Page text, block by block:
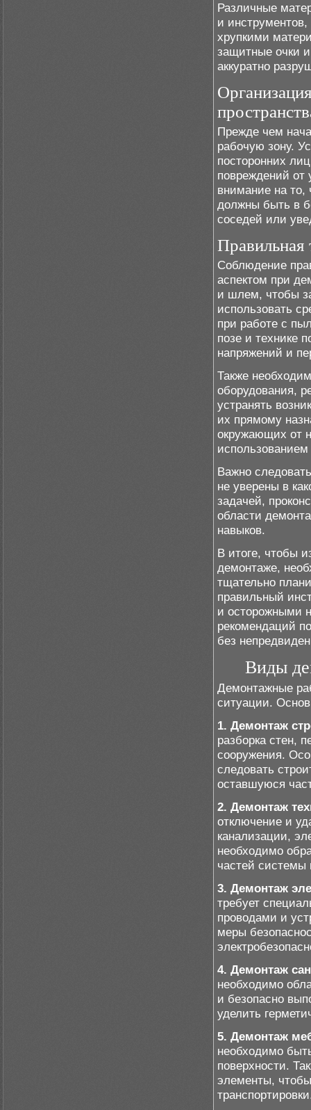
Различные
и
хрупкими
защитные очки
аккуратно
Прежде чем
рабочую зону.
посторонних
повреждений от
внимание на
должны быть в
соседей или
Правильная
Соблюдение
аспектом при
и шлем, чтобы
использовать
при работе с
позе и технике
напряжений и
Также
оборудования,
устранять
их прямому
окружающих от
Важно
не уверены в
задачей,
области
навыков.
В итоге, чтобы
демонтаже,
тщательно
правильный
и осторожными
рекомендаций
без
Виды
Демонтажные
ситуации.
1. Демонтаж
разборка стен,
сооружения.
следовать
оставшуюся
2. Демонтаж
отключение и
канализации,
необходимо
частей системы
3. Демонтаж
требует
проводами и
меры
4. Демонтаж
необходимо
и безопасно
уделить
5. Демонтаж
необходимо
поверхности.
элементы,